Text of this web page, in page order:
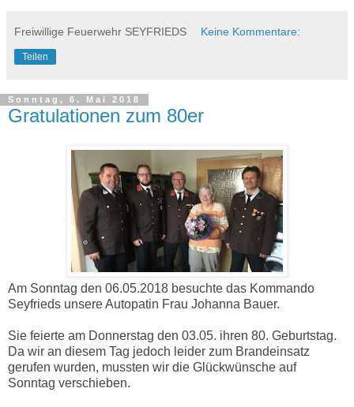
Freiwillige Feuerwehr SEYFRIEDS Keine Kommentare:
Teilen
Sonntag, 6. Mai 2018
Gratulationen zum 80er
Am Sonntag den 06.05.2018 besuchte das Kommando
Seyfrieds unsere Autopatin Frau Johanna Bauer.
Sie feierte am Donnerstag den 03.05. ihren 80. Geburtstag.
Da wir an diesem Tag jedoch leider zum Brandeinsatz
gerufen wurden, mussten wir die Glückwünsche auf
Sonntag verschieben.